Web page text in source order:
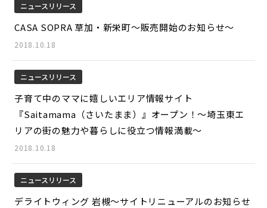
ニュースリリース
CASA SOPRA 草加・新栄町～販売開始のお知らせ～
2018.10.18
ニュースリリース
子育て中のママに嬉しいエリア情報サイト
『Saitamama（さいたまま）』オープン！～埼玉東エ
リアの街の魅力や暮らしに役立つ情報満載～
2018.10.18
ニュースリリース
デライトウィング 岩槻～サイトリニューアルのお知らせ